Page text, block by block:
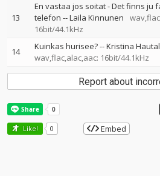
13
En vastaa jos soitat - Det finns ju
telefon --Laila Kinnunen
16bit/44.1kHz
14 Kuinkas hurisee?--Kristina
wav,flac,alac,aac: 16bit/44.1kHz
Report about
Like! 0 Embed